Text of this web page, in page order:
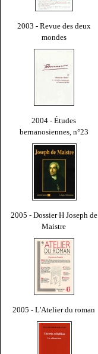
2003 - Revue des deux
mondes
2004 - Études
bernanosiennes, n°23
2005 - Dossier H Joseph de
Maistre
2005 - L'Atelier du roman